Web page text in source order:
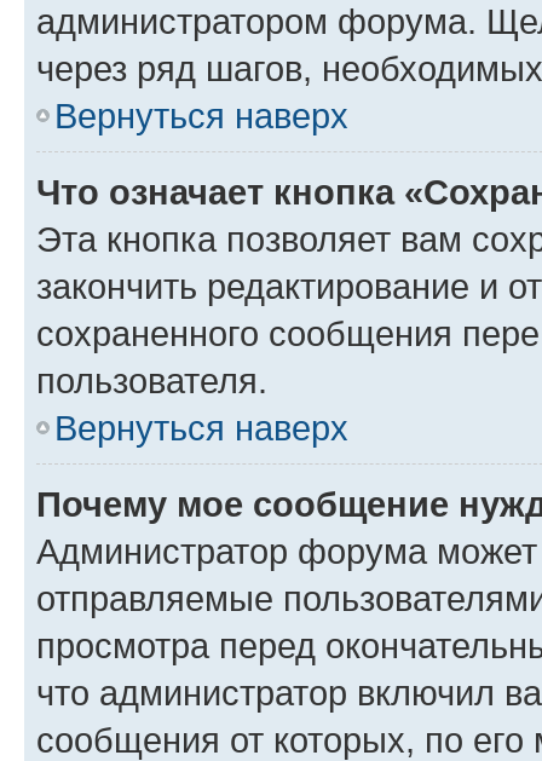
администратором форума.
через ряд шагов,
Вернуться наверх
Что означает кнопка
Эта кнопка позволяет вам
закончить редактирование и
сохраненного сообщения
пользователя.
Вернуться наверх
Почему мое сообщение
Администратор форума
отправляемые
просмотра перед
что администратор включил
сообщения от которых, по